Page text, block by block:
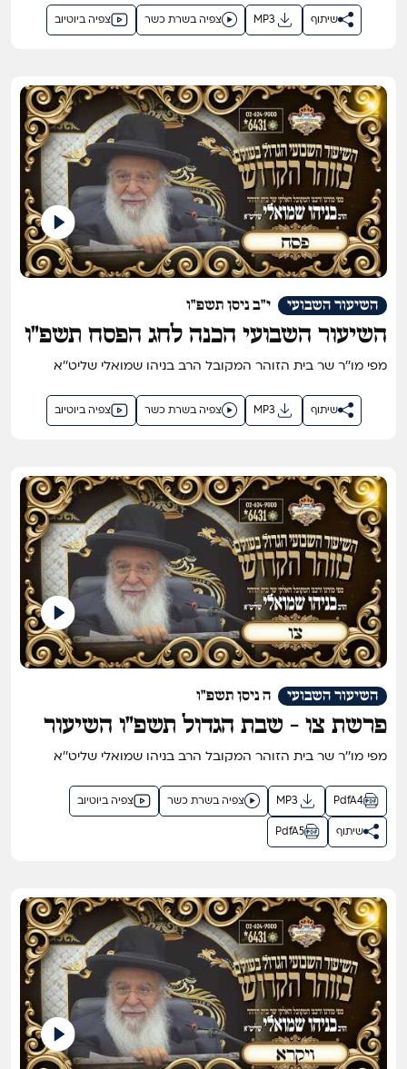
בניהו שמואלי שליט"א
צפיה ביוטיוב צפיה בשרת כשר MP3 שיתוף
י"ב ניסן תשפ"ו השיעור השבועי
השיעור השבועי הכנה לחג הפסח תשפ"ו
- השיעור הגדול בתבל בזוהר הקדוש
שמואלי שליט"א
מפי מו''ר שר בית הזוהר המקובל הרב בניהו שמואלי שליט''א
צפיה ביוטיוב צפיה בשרת כשר MP3 שיתוף
ה ניסן תשפ"ו השיעור השבועי
פרשת צו - שבת הגדול תשפ"ו השיעור
הגדול בתבל בזוהר הקדוש מפי שר בית
מפי מו''ר שר בית הזוהר המקובל הרב בניהו שמואלי שליט''א
צפיה ביוטיוב צפיה בשרת כשר MP3 PdfA4
PdfA5 שיתוף